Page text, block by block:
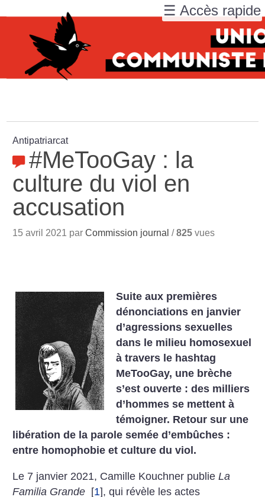
Antipatriarcat
#MeTooGay : la
culture du viol en
accusation
15 avril 2021 parCommission journal /825 vues
Suite aux premières
dénonciations en janvier
d’agressions sexuelles
dans le milieu homosexuel
à travers le hashtag
MeTooGay, une brèche
s’est ouverte : des milliers
d’hommes se mettent à
témoigner. Retour sur une
libération de la parole semée d’embûches :
entre homophobie et culture du viol.
Le 7 janvier 2021, Camille Kouchner publieLa
Familia Grande [1], qui révèle les actes
☰ Accès rapide